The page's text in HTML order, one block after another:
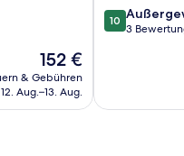
Der
Preis
beträgt
152 €
& Gebühren
12. Aug.–13. Aug.
10.0
von
10
3